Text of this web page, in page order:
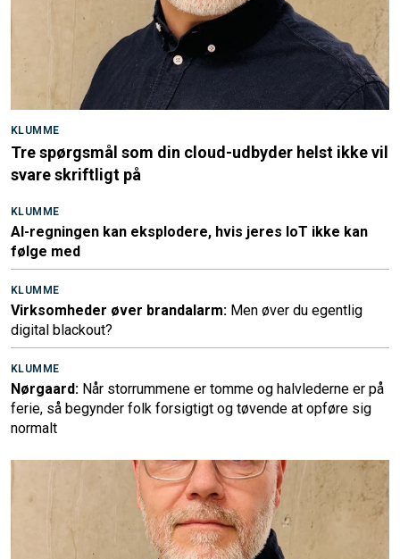
KLUMME
Tre spørgsmål som din cloud-udbyder helst ikke vil
svare skriftligt på
KLUMME
AI-regningen kan eksplodere, hvis jeres IoT ikke kan
følge med
KLUMME
Virksomheder øver brandalarm: Men øver du egentlig
digital blackout?
KLUMME
Nørgaard: Når storrummene er tomme og halvlederne er på
ferie, så begynder folk forsigtigt og tøvende at opføre sig
normalt